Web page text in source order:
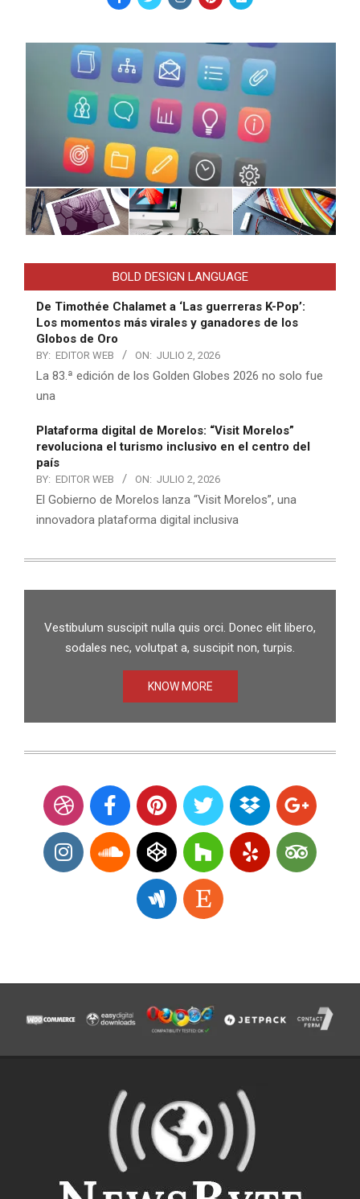
BOLD DESIGN LANGUAGE
De Timothée Chalamet a ‘Las guerreras K-Pop’:
Los momentos más virales y ganadores de los
Globos de Oro
BY: EDITOR WEB ON: JULIO 2, 2026
La 83.ª edición de los Golden Globes 2026 no solo fue
una
Plataforma digital de Morelos: “Visit Morelos”
revoluciona el turismo inclusivo en el centro del
país
BY: EDITOR WEB ON: JULIO 2, 2026
El Gobierno de Morelos lanza “Visit Morelos”, una
innovadora plataforma digital inclusiva
Vestibulum suscipit nulla quis orci. Donec elit libero,
sodales nec, volutpat a, suscipit non, turpis.
KNOW MORE